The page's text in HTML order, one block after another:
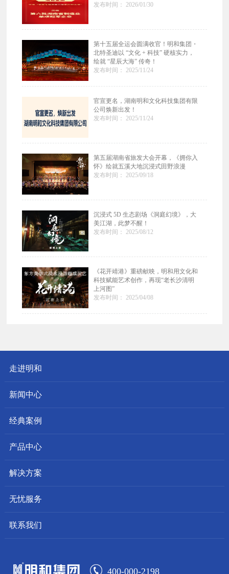
发布时间： 2026/01/30
第十五届全运会圆满收官！明和集团・
北特圣迪以 “文化 + 科技” 硬核实力，
绘就 “星辰大海” 传奇！
发布时间： 2025/11/24
官宣更名，湖南明和文化科技集团有限
公司焕新出发！
发布时间： 2025/11/24
第五届湖南省旅发大会开幕，《拥你入
怀》绘就五溪大地沉浸式田野浪漫
发布时间： 2025/09/18
沉浸式 5D 生态剧场《洞庭幻境》，大
美江湖，此梦不醒！
发布时间： 2025/08/12
《花开靖港》重磅献映，明和用文化和
科技赋能艺术创作，再现“老长沙清明
上河图”
发布时间： 2025/04/08
走进明和
新闻中心
经典案例
产品中心
解决方案
无忧服务
联系我们
400-000-2198